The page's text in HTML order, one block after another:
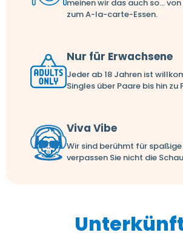
meinen wir das auch so...
zum A-la-carte-Essen.
Nur für Erwachsene
Jeder ab 18 Jahren ist
Singles über Paare bis hin zu
Viva Vibe
Wir sind berühmt für
verpassen Sie nicht die